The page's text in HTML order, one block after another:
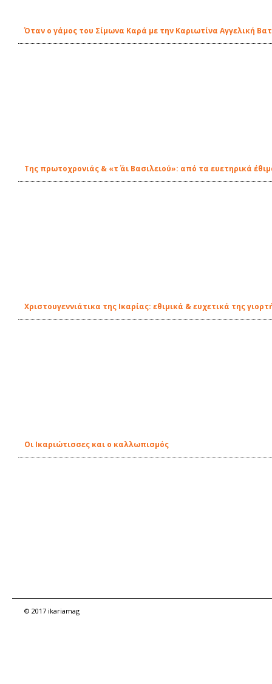
Όταν ο γάμος του Σίμωνα Καρά με την Καριωτίνα Αγγελική
Της πρωτοχρονιάς & «τ΄ άι Βασιλειού»: από τα ευετηρικά
Χριστουγεννιάτικα της Ικαρίας: εθιμικά & ευχετικά της
Οι Ικαριώτισσες και ο καλλωπισμός
© 2017 ikariamag